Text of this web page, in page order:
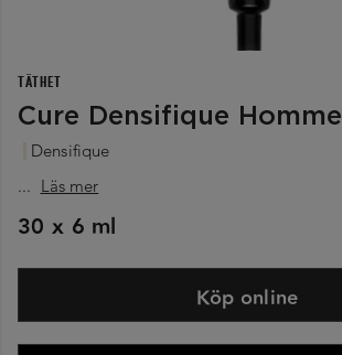
TÄTHET
Cure Densifique Homme
Densifique
... Läs mer
30 x 6 ml
Köp online